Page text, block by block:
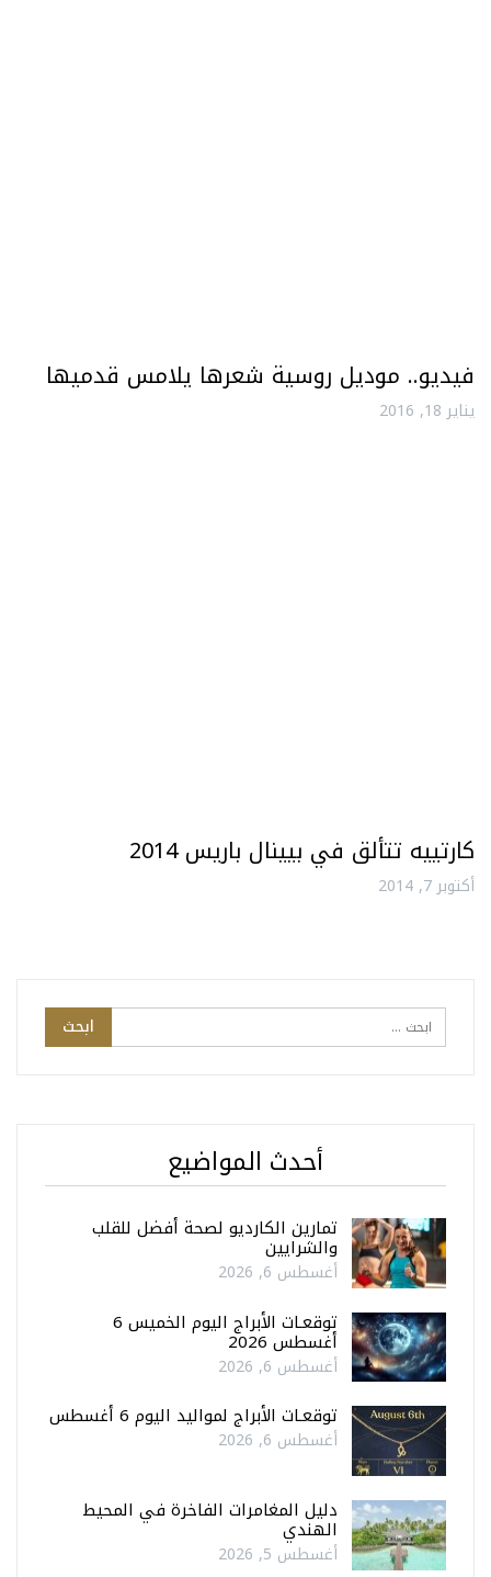
فيديو.. موديل روسية شعرها يلامس قدميها
يناير 18, 2016
كارتييه تتألق في بيينال باريس 2014
أكتوبر 7, 2014
أحدث المواضيع
تمارين الكارديو لصحة أفضل للقلب
والشرايين
أغسطس 6, 2026
توقعـات الأبراج اليوم الخميس 6
أغسطس 2026
أغسطس 6, 2026
توقعـات الأبراج لمواليد اليوم 6 أغسطس
أغسطس 6, 2026
دليل المغامرات الفاخرة في المحيط
الهندي
أغسطس 5, 2026